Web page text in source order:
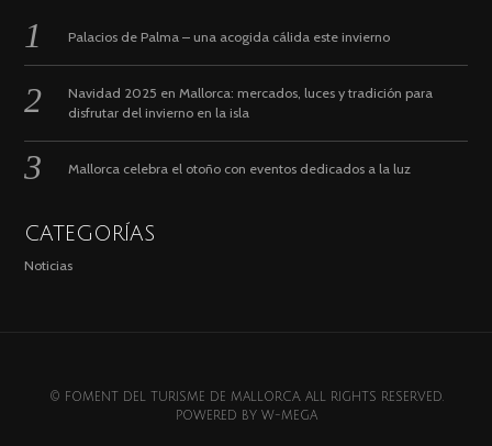
Palacios de Palma – una acogida cálida este invierno
Navidad 2025 en Mallorca: mercados, luces y tradición para
disfrutar del invierno en la isla
Mallorca celebra el otoño con eventos dedicados a la luz
CATEGORÍAS
Noticias
© FOMENT DEL TURISME DE MALLORCA. ALL RIGHTS RESERVED.
POWERED BY W-MEGA